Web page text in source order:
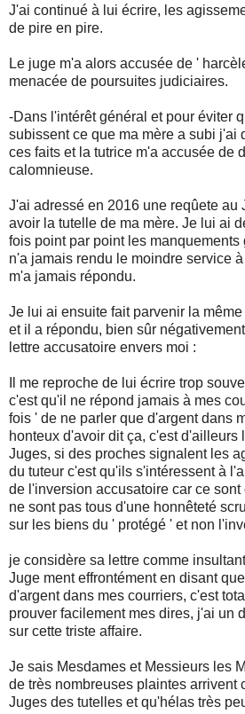
J'ai continué à lui écrire, les
de pire en pire.
Le juge m'a alors accusée de '
menacée de poursuites judiciaires.
-Dans l'intérêt général et pour éviter
subissent ce que ma mère a subi j'ai
ces faits et la tutrice m'a accusée de
calomnieuse.
J'ai adressé en 2016 une reqûete au
avoir la tutelle de ma mère. Je lui ai
fois point par point les manquements
n'a jamais rendu le moindre service
m'a jamais répondu.
Je lui ai ensuite fait parvenir la
et il a répondu, bien sûr
lettre accusatoire envers moi :
Il me reproche de lui écrire trop
c'est qu'il ne répond jamais à mes
fois ' de ne parler que d'argent dans
honteux d'avoir dit ça, c'est d'ailleurs
Juges, si des proches signalent les
du tuteur c'est qu'ils s'intéressent à
de l'inversion accusatoire car ce sont
ne sont pas tous d'une honnêteté
sur les biens du ' protégé ' et non
je considère sa lettre comme
Juge ment effrontément en disant
d'argent dans mes courriers, c'est
prouver facilement mes dires, j'ai un
sur cette triste affaire.
Je sais Mesdames et Messieurs les
de très nombreuses plaintes arrivent
Juges des tutelles et qu'hélas très